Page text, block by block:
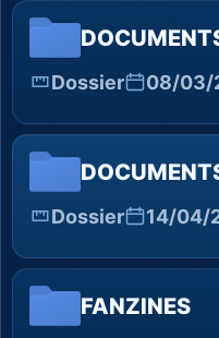
Dossier 08/03/
Dossier 14/04/
FANZINES